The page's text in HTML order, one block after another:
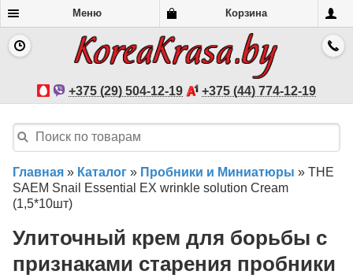
Меню Корзина
+375 (29) 504-12-19 +375 (44) 774-12-19
Главная » Каталог » Пробники и Миниатюры » THE
SAEM Snail Essential EX wrinkle solution Cream
(1,5*10шт)
Улиточный крем для борьбы с
признаками старения пробники